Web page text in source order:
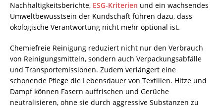
Nachhaltigkeitsberichte, ESG-Kriterien und ein wachsendes
Umweltbewusstsein der Kundschaft führen dazu, dass
ökologische Verantwortung nicht mehr optional ist.
Chemiefreie Reinigung reduziert nicht nur den Verbrauch
von Reinigungsmitteln, sondern auch Verpackungsabfälle
und Transportemissionen. Zudem verlängert eine
schonende Pflege die Lebensdauer von Textilien. Hitze und
Dampf können Fasern auffrischen und Gerüche
neutralisieren, ohne sie durch aggressive Substanzen zu